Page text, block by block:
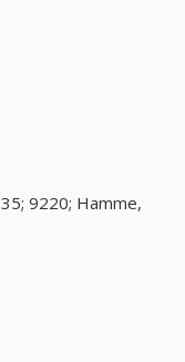
9220; Hamme,